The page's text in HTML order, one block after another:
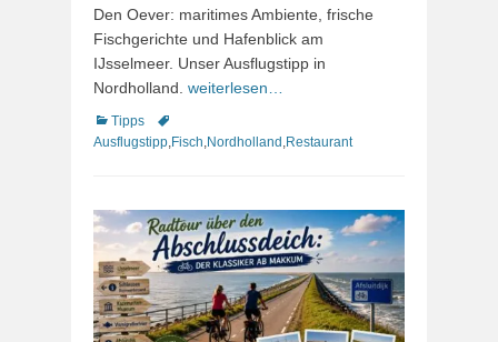
Den Oever: maritimes Ambiente, frische
Fischgerichte und Hafenblick am
IJsselmeer. Unser Ausflugstipp in
Nordholland. weiterlesen…
Kategorien
Tipps
Schlagworte
Ausflugstipp Fisch Nordholland Restaurant